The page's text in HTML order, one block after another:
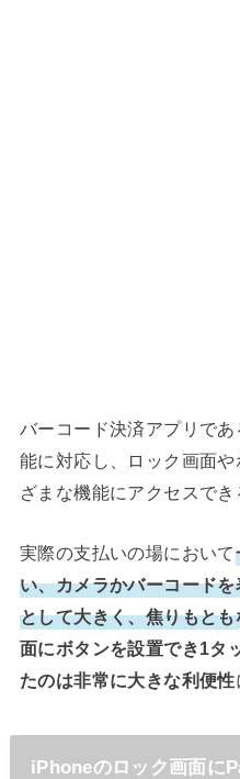
バーコード決済アプリで
能に対応し、ロック画面
ざまな機能にアクセスでき
実際の支払いの場において
い、カメラかバーコード
として大きく、焦りもと
面にボタンを設置でき1タ
たのは非常に大きな利便性
iPhoneのロック画面に